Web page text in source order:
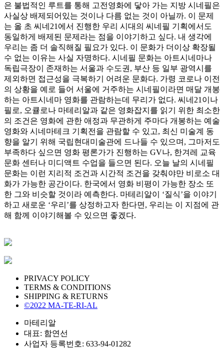
은 불법적인 루트를 통해 고전영화에 닿아 가는 지방 시네필은
사실상 배제되어있는 것이나 다름 없는 것이 아닐까. 이 문제
는 올 초 씨네21에서 진행한 우리 시대의 씨네필 기획에서도
동일하게 배제된 문제라는 점을 이야기하고 싶다. 내 생각에
우리는 좀 더 솔직해질 필요가 있다. 이 문화가 더이상 확장될
수 없는 이유는 사실 자명하다. 시네필 문화는 아트시네마나
독립극장이 존재하는 서울과 수도권, 부산 등 일부 광역시를
제외하면 접근성을 극복하기 어려운 문화다. 가령 코로나 이전
의 상황을 예로 들어 서울에 거주하는 시네필이라면 매달 개봉
하는 아트시네마 영화를 관람하는데 무리가 없다. 씨네21이나
필로, 오큘로나 마테리알과 같은 영화잡지를 읽기 위한 최소한
의 조건은 영화에 관한 애정과 무관하게 주마다 개봉하는 예술
영화와 시네마테크 기획전을 관람할 수 있고, 최신 미술계 동
향을 알기 위해 국립현대미술관에 드나들 수 있으며, 그마저도
부족하다 싶으면 영화 평론가가 진행하는 GV나, 한겨레 교육
문화 센터나 미디액트 수업을 들으면 된다. 오늘 날의 시네필
문화는 이런 지리적 조건과 시간적 조건을 갖춰야만 비로소 대
화가 가능한 공간이다. 한국에서 영화 비평이 가능한 장소 또
한 그와 비슷할 것이라 예측한다. 마테리알이 ‘질식’을 이야기
하고 새로운 ‘우리’를 상정하고자 한다면, 우리는 이 지점에 관
해 함께 이야기해볼 수 있으면 좋겠다.
PRIVACY POLICY
TERMS & CONDITIONS
SHIPPING & RETURNS
©2022 MA-TE-RI-AL
마테리알
대표: 함연선
사업자 등록번호: 633-94-01282